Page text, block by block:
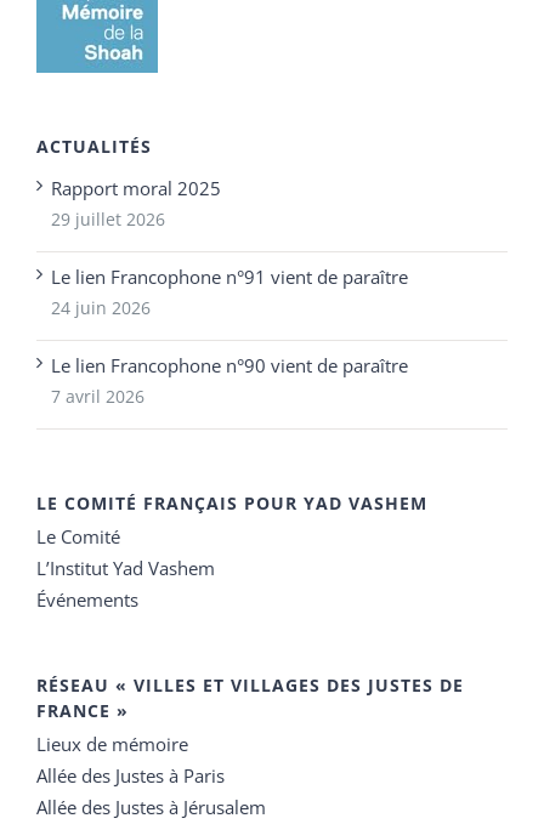
ACTUALITÉS
Rapport moral 2025
29 juillet 2026
Le lien Francophone n°91 vient de paraître
24 juin 2026
Le lien Francophone n°90 vient de paraître
7 avril 2026
LE COMITÉ FRANÇAIS POUR YAD VASHEM
Le Comité
L’Institut Yad Vashem
Événements
RÉSEAU « VILLES ET VILLAGES DES JUSTES DE
FRANCE »
Lieux de mémoire
Allée des Justes à Paris
Allée des Justes à Jérusalem